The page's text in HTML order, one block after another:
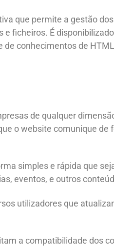
que permite a gestão
ficheiros. É
de conhecimentos de
de qualquer
o website comunique de
simples e rápida que
eventos, e outros
utilizadores que
a compatibilidade dos